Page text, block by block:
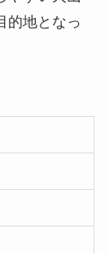
的地となっ